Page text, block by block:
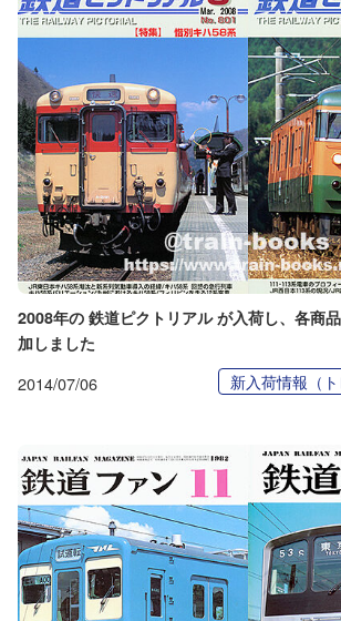
2008年の 鉄道ピクトリアル が入荷し、各商
加しました
2014/07/06 新入荷情報（ト